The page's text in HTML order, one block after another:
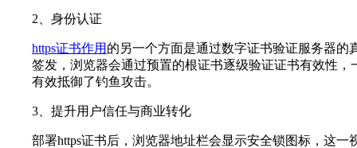
2、身份认证
https证书作用 的另一个方面是通过数字证书验证服务器
签发，浏览器会通过预置的根证书逐级验证证书有效性
有效抵御了钓鱼攻击。
3、提升用户信任与商业转化
部署https证书后，浏览器地址栏会显示安全锁图标，这